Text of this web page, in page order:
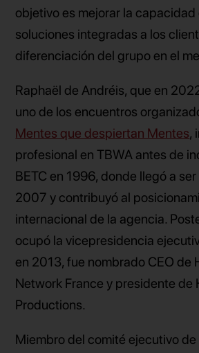
objetivo es mejorar la
soluciones integradas a los
diferenciación del grupo en el
Raphaël de Andréis, que en
uno de los encuentros
Mentes que despiertan Mentes,
profesional en TBWA antes de
BETC en 1996, donde llegó a
2007 y contribuyó al
internacional de la agencia.
ocupó la vicepresidencia
en 2013, fue nombrado CEO de
Network France y presidente de
Productions.
Miembro del comité ejecutivo de